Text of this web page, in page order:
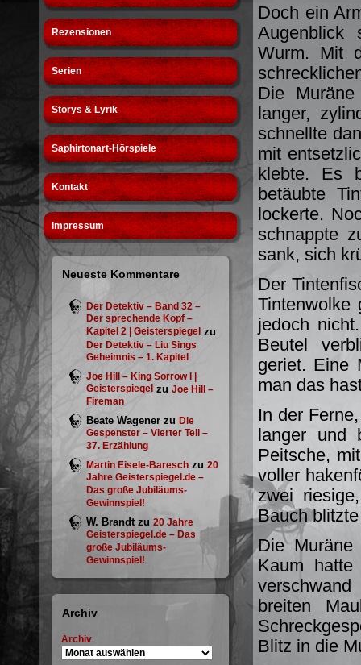
Rezensionen
Serien
Storys & Lyrik
Saphirtonart-Hörspiele
Kontakt
Impressum
Neueste Kommentare
Der Detektiv – Band 32 –
Der sprechende Kopf –
Kapitel 2 | Geisterspiegel zu
Der Detektiv – Liu Sings
Geheimnis – 1. Kapitel
Joe Hill – King Sorrow I |
Geisterspiegel zu Joe Hill –
Fireman
Beate Wagener zu Die
Gespenster – Vierter Teil –
37. Erzählung
Martin Eisele-Baresch zu 20
Jahre Geisterspiegel.de –
Das große Jubiläums-
Gewinnspiel!
W. Brandtzu 20 Jahre
Geisterspiegel.de – Das
große Jubiläums-
Gewinnspiel!
Archiv
Archiv
Doch ein
Augenblick
Wurm. Mit
Die
langer,
schnellte
mit
klebte. Es
betäubte
lockerte.
schnappte
sank, sich
Der
Tintenwolke
jedoch
Beutel
geriet. Eine
man das
In der
langer und
Peitsche,
voller
zwei
Bauch
Die Muräne
Kaum
breiten
Blitz in die